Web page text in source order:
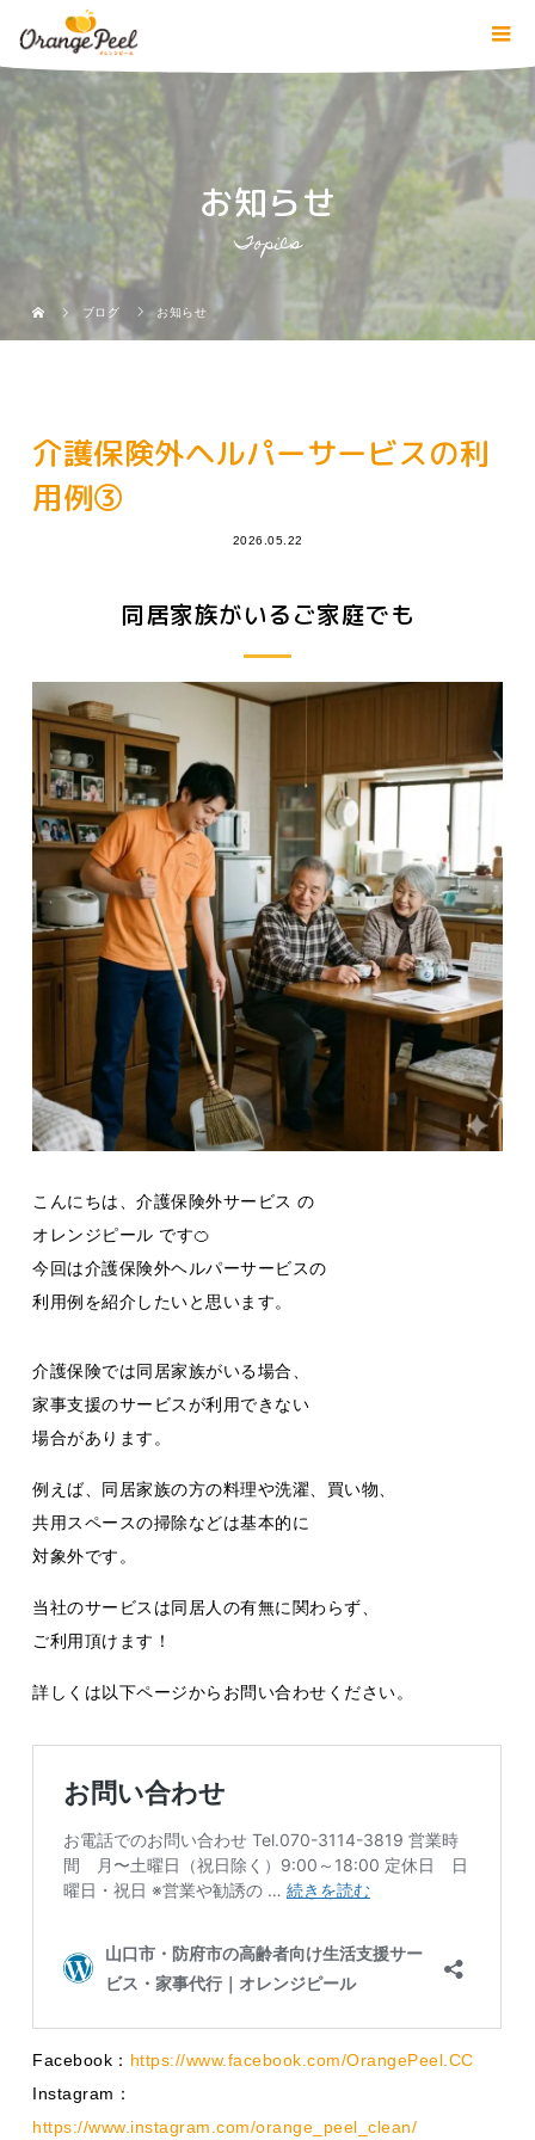
お知らせ
Topics
ブログ お知らせ
介護保険外ヘルパーサービスの利
用例③
2026.05.22
同居家族がいるご家庭でも
こんにちは、介護保険外サービス の
オレンジピール です🍊
今回は介護保険外ヘルパーサービスの
利用例を紹介したいと思います。
介護保険では同居家族がいる場合、
家事支援のサービスが利用できない
場合があります。
例えば、同居家族の方の料理や洗濯、買い物、
共用スペースの掃除などは基本的に
対象外です。
当社のサービスは同居人の有無に関わらず、
ご利用頂けます！
詳しくは以下ページからお問い合わせください。
Facebook： https://www.facebook.com/OrangePeel.CC
Instagram：
https://www.instagram.com/orange_peel_clean/